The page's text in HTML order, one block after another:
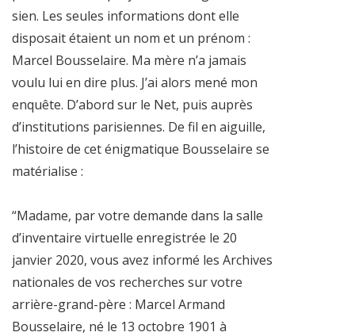
sien. Les seules informations dont elle
disposait étaient un nom et un prénom :
Marcel Bousselaire. Ma mère n’a jamais
voulu lui en dire plus. J’ai alors mené mon
enquête. D’abord sur le Net, puis auprès
d’institutions parisiennes. De fil en aiguille,
l’histoire de cet énigmatique Bousselaire se
matérialise :
“Madame, par votre demande dans la salle
d’inventaire virtuelle enregistrée le 20
janvier 2020, vous avez informé les Archives
nationales de vos recherches sur votre
arrière-grand-père : Marcel Armand
Bousselaire, né le 13 octobre 1901 à